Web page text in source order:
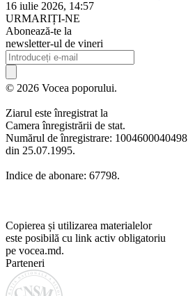
16 iulie 2026, 14:57
URMARIȚI-NE
Abonează-te la
newsletter-ul de vineri
© 2026 Vocea poporului.
Ziarul este înregistrat la
Camera înregistrării de stat.
Numărul de înregistrare: 1004600040498
din 25.07.1995.
Indice de abonare: 67798.
Copierea și utilizarea materialelor
este posibilă cu link activ obligatoriu
pe vocea.md.
Parteneri